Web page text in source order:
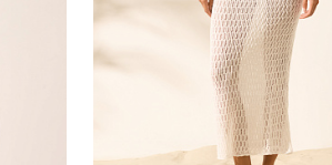
Добавить в корзину